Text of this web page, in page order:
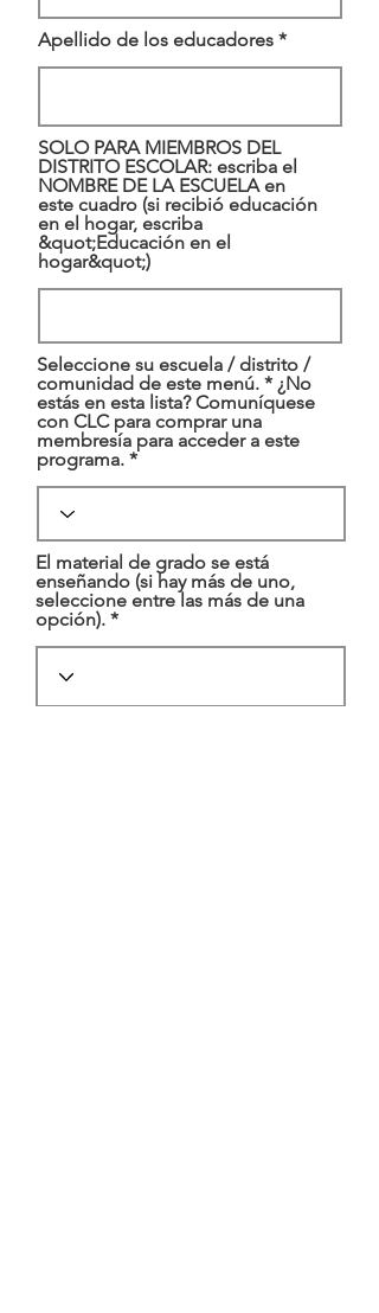
Apellido de los educadores *
SOLO PARA MIEMBROS DEL
DISTRITO ESCOLAR: escriba el
NOMBRE DE LA ESCUELA en
este cuadro (si recibió educación
en el hogar, escriba
&quot;Educación en el
hogar&quot;)
Seleccione su escuela / distrito /
comunidad de este menú. * ¿No
estás en esta lista? Comuníquese
con CLC para comprar una
membresía para acceder a este
programa. *
El material de grado se está
enseñando (si hay más de uno,
seleccione entre las más de una
opción). *